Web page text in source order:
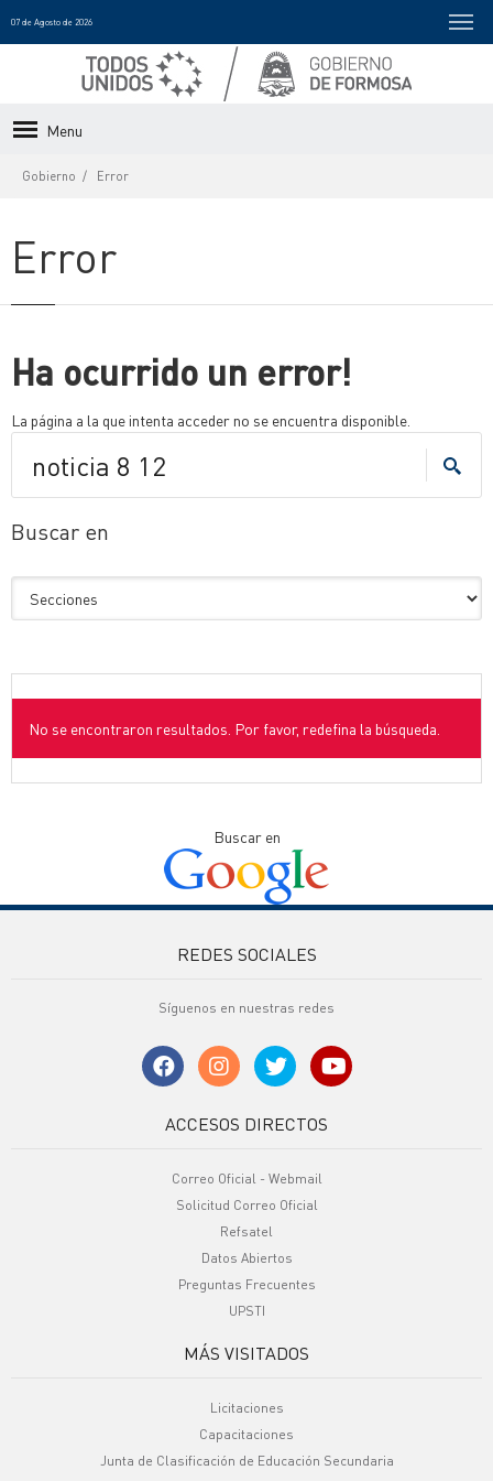
07 de Agosto de 2026
Menu
Gobierno Error
Error
Ha ocurrido un error!
La página a la que intenta acceder no se encuentra disponible.
Buscar en
No se encontraron resultados. Por favor, redefina la búsqueda.
Buscar en
REDES SOCIALES
Síguenos en nuestras redes
ACCESOS DIRECTOS
Correo Oficial - Webmail
Solicitud Correo Oficial
Refsatel
Datos Abiertos
Preguntas Frecuentes
UPSTI
MÁS VISITADOS
Licitaciones
Capacitaciones
Junta de Clasificación de Educación Secundaria